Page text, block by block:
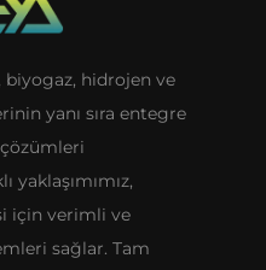
biyogaz, hidrojen ve
yanı sıra entegre
yaklaşımımız,
için verimli ve
sağlar. Tam